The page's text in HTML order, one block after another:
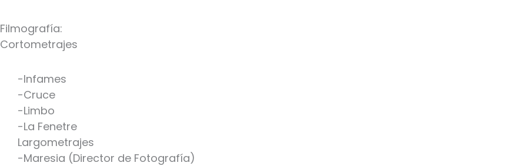
Filmografía:
Cortometrajes
-Infames
-Cruce
-Limbo
-La Fenetre
Largometrajes
-Maresia (Director de Fotografía)